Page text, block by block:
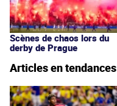
Scènes de chaos lors du
derby de Prague
Articles en tendances